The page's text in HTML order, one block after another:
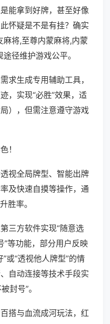
能拿到好牌，甚至好像
怀疑是不是有挂？确实
将,至尊内蒙麻将,内蒙
径维护游戏公平。
求生成专用辅助工具，
，实现“必胜”效果，适
），但需注意遵守游戏
！
视全局牌型、智能出牌
及快速自摸等操作，通
胜率。
三方软件实现“随意选
”等功能，部分用户反映
或“透视他人牌型”的情
自动连接等技术手段实
封号”。
搭与血流成河玩法，红